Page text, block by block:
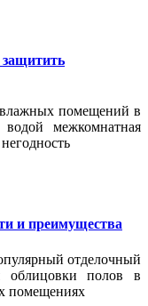
помещений в
межкомнатная
и преимущества
отделочный
облицовки полов в
помещениях